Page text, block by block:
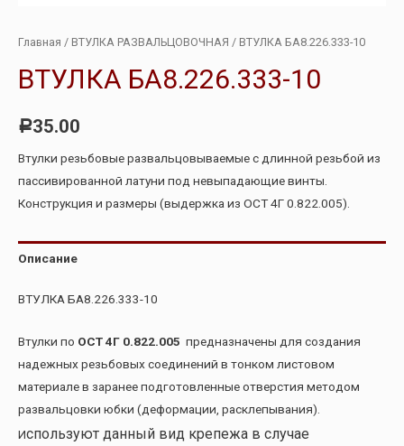
Главная / ВТУЛКА РАЗВАЛЬЦОВОЧНАЯ / ВТУЛКА БА8.226.333-10
ВТУЛКА БА8.226.333-10
Р35.00
Втулки резьбовые развальцовываемые с длинной резьбой из
пассивированной латуни под невыпадающие винты.
Конструкция и размеры (выдержка из ОСТ 4Г 0.822.005).
Описание
ВТУЛКА БА8.226.333-10
Втулки по ОСТ 4Г 0.822.005 предназначены для создания
надежных резьбовых соединений в тонком листовом
материале в заранее подготовленные отверстия методом
развальцовки юбки (деформации, расклепывания).
Используют данный вид крепежа в случае